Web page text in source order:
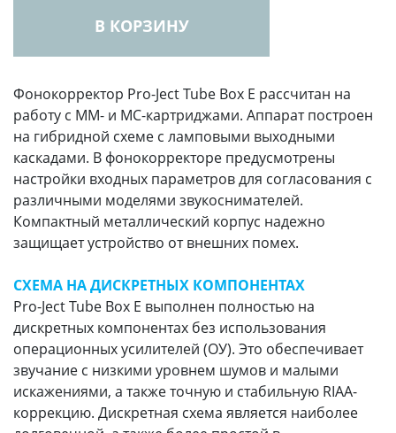
В КОРЗИНУ
Фонокорректор Pro-Ject Tube Box E рассчитан на
работу с MM- и MC-картриджами. Аппарат построен
на гибридной схеме с ламповыми выходными
каскадами. В фонокорректоре предусмотрены
настройки входных параметров для согласования с
различными моделями звукоснимателей.
Компактный металлический корпус надежно
защищает устройство от внешних помех.
СХЕМА НА ДИСКРЕТНЫХ КОМПОНЕНТАХ
Pro-Ject Tube Box E выполнен полностью на
дискретных компонентах без использования
операционных усилителей (ОУ). Это обеспечивает
звучание с низкими уровнем шумов и малыми
искажениями, а также точную и стабильную RIAA-
коррекцию. Дискретная схема является наиболее